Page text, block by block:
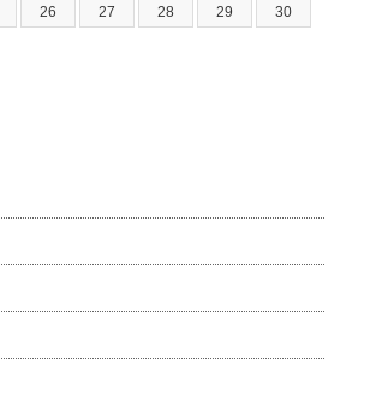
26 27 28 29 30